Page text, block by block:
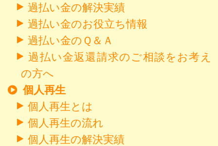
過払い金の解決実績
過払い金のお役立ち情報
過払い金のＱ＆Ａ
過払い金返還請求のご相談をお考え
の方へ
個人再生
個人再生とは
個人再生の流れ
個人再生の解決実績